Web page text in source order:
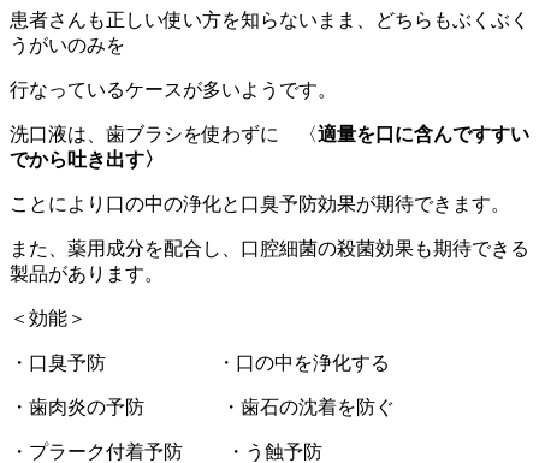
患者さんも正しい使い方を知らないまま、どちらもぶくぶく
うがいのみを
行なっているケースが多いようです。
洗口液は、歯ブラシを使わずに 〈適量を口に含んですすい
でから吐き出す〉
ことにより口の中の浄化と口臭予防効果が期待できます。
また、薬用成分を配合し、口腔細菌の殺菌効果も期待できる
製品があります。
＜効能＞
・口臭予防 ・口の中を浄化する
・歯肉炎の予防 ・歯石の沈着を防ぐ
・プラーク付着予防 ・う蝕予防